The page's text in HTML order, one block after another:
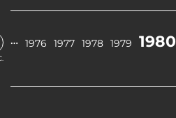
… 1976 1977 1978 1979 1980